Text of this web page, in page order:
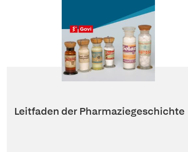
Leitfaden der Pharmaziegeschichte